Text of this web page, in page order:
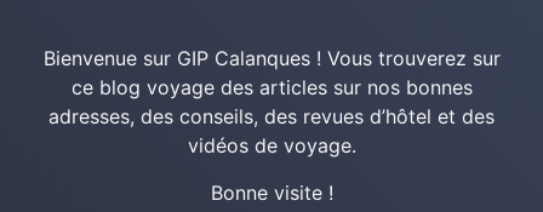
Bienvenue sur GIP Calanques ! Vous trouverez sur
ce blog voyage des articles sur nos bonnes
adresses, des conseils, des revues d’hôtel et des
vidéos de voyage.
Bonne visite !